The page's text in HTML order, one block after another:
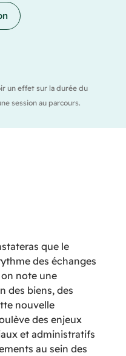
un effet sur la durée du
session au parcours.
que le
des échanges
note une
des biens, des
nouvelle
des enjeux
et administratifs
au sein des